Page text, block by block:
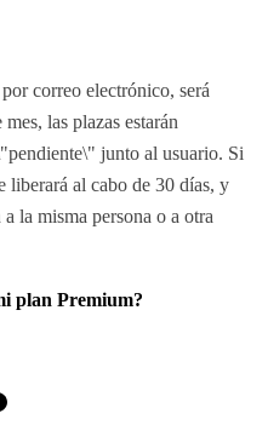
correo electrónico, será
las plazas estarán
junto al usuario. Si
liberará al cabo de 30 días, y
la misma persona o a otra
plan Premium?